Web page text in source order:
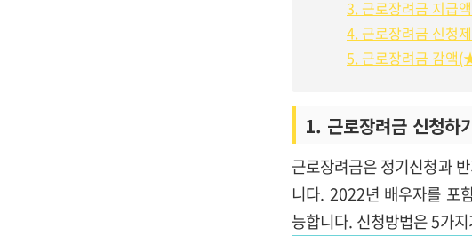
3. 근로장려금 지급
4. 근로장려금 신청
5. 근로장려금 감액
1. 근로장려금 신청하
근로장려금은 정기신청과
니다. 2022년 배우자를 포
능합니다. 신청방법은 5가